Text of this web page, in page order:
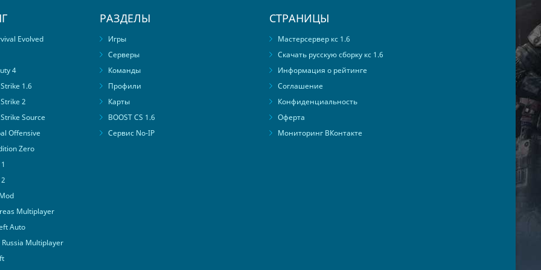
Evolved
4
1.6
2
Source
Offensive
Zero
Multiplayer
Auto
Multiplayer
РАЗДЕЛЫ
Игры
Серверы
Команды
Профили
Карты
BOOST CS 1.6
Сервис No-IP
СТРАНИЦЫ
Мастерсервер кс 1.6
Скачать русскую сборку кс 1.6
Информация о рейтинге
Соглашение
Конфиденциальность
Оферта
Мониторинг ВКонтакте